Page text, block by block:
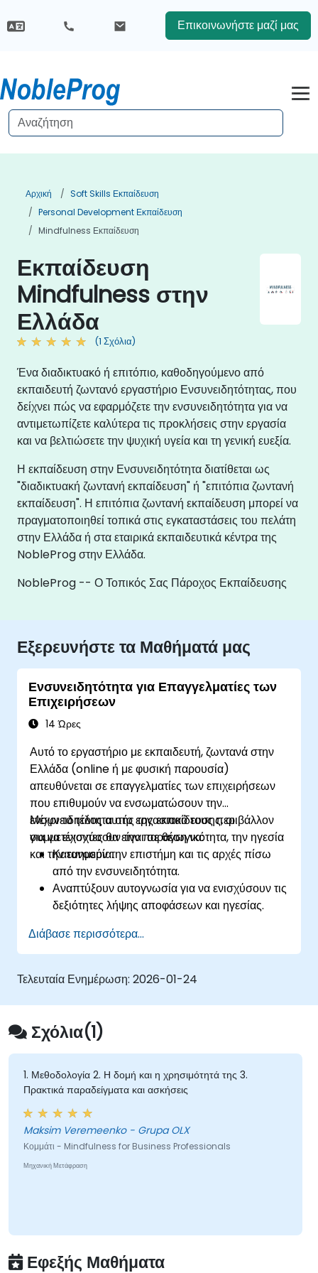
Επικοινωνήστε μαζί μας
Αρχική
Soft Skills Εκπαίδευση
Personal Development Εκπαίδευση
Mindfulness Εκπαίδευση
Εκπαίδευση
Mindfulness στην
Ελλάδα
(1 Σχόλια)
Ένα διαδικτυακό ή επιτόπιο, καθοδηγούμενο από
εκπαιδευτή ζωντανό εργαστήριο Ενσυνειδητότητας, που
δείχνει πώς να εφαρμόζετε την ενσυνειδητότητα για να
αντιμετωπίζετε καλύτερα τις προκλήσεις στην εργασία
και να βελτιώσετε την ψυχική υγεία και τη γενική ευεξία.
Η εκπαίδευση στην Ενσυνειδητότητα διατίθεται ως
"διαδικτυακή ζωντανή εκπαίδευση" ή "επιτόπια ζωντανή
εκπαίδευση". Η επιτόπια ζωντανή εκπαίδευση μπορεί να
πραγματοποιηθεί τοπικά στις εγκαταστάσεις του πελάτη
στην Ελλάδα ή στα εταιρικά εκπαιδευτικά κέντρα της
NobleProg στην Ελλάδα.
NobleProg -- Ο Τοπικός Σας Πάροχος Εκπαίδευσης
Εξερευνήστε τα Μαθήματά μας
Ενσυνειδητότητα για Επαγγελματίες των
Επιχειρήσεων
14 Ώρες
Αυτό το εργαστήριο με εκπαιδευτή, ζωντανά στην
Ελλάδα (online ή με φυσική παρουσία)
απευθύνεται σε επαγγελματίες των επιχειρήσεων
που επιθυμούν να ενσωματώσουν την
ενσυνειδητότητα στο εργασιακό τους περιβάλλον
για να ενισχύσουν την παραγωγικότητα, την ηγεσία
και την ευημερία.
Μέχρι το τέλος αυτής της εκπαίδευσης, οι
συμμετέχοντες θα είναι σε θέση να:
Κατανοούν την επιστήμη και τις αρχές πίσω
από την ενσυνειδητότητα.
Αναπτύξουν αυτογνωσία για να ενισχύσουν τις
δεξιότητες λήψης αποφάσεων και ηγεσίας.
παραγωγικότητα και τη συναισθηματική
νοημοσύνη.
Διαχειρίζονται το εργασιακό άγχος, την
αβεβαιότητα και τις συνθήκες υψηλής πίεσης.
Προάγουν μια θετική και συνεργατική
εργασιακή κουλτούρα.
Εφαρμόζουν τεχνικές ενσυνειδητότητας για να
ενισχύσουν τη δημιουργικότητα και την
επίλυση προβλημάτων.
Διάβασε περισσότερα...
Τελευταία Ενημέρωση: 2026-01-24
Σχόλια(1)
1. Μεθοδολογία 2. Η δομή και η χρησιμότητά της 3.
Πρακτικά παραδείγματα και ασκήσεις
Maksim Veremeenko - Grupa OLX
Κομμάτι - Mindfulness for Business Professionals
Μηχανική Μετάφραση
Εφεξής Μαθήματα